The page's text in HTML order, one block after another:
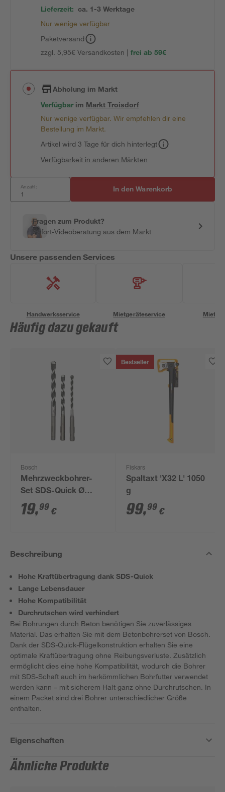
Lieferzeit: ca. 1-3 Werktage
Nur wenige verfügbar
Paketversand
zzgl. 5,95€ Versandkosten | frei ab 59€
Abholung im Markt
Verfügbar im MarktTroisdorf
Nur wenige verfügbar. Wir empfehlen dir eine
Bestellung im Markt.
Artikel wird 3 Tage für dich hinterlegt
Verfügbarkeit in anderen Märkten
Anzahl: In den Warenkorb
Fragen zum Produkt?
Sofort-Videoberatung aus dem Markt
Unsere passenden Services
Handwerksservice Mietgeräteservice
Häufig dazu gekauft
Bosch
Mehrzweckbohrer-
Set SDS-Quick Ø
5/6/8 mm
19,99 €
Bestseller
Fiskars
Spaltaxt 'X32 L' 1050
g
99,99 €
Beschreibung
Hohe Kraftübertragung dank SDS-Quick
Lange Lebensdauer
Hohe Kompatibilität
Durchrutschen wird verhindert
Bei Bohrungen durch Beton benötigen Sie zuverlässiges
Material. Das erhalten Sie mit dem Betonbohrerset von Bosch.
Dank der SDS-Quick-Flügelkonstruktion erhalten Sie eine
optimale Kraftübertragung ohne Reibungsverluste. Zusätzlich
ermöglicht dies eine hohe Kompatibilität, wodurch die Bohrer
mit SDS-Schaft auch im herkömmlichen Bohrfutter verwendet
werden kann – mit sicherem Halt ganz ohne Durchrutschen. In
einem Packet sind drei Bohrer unterschiedlicher Größe
enthalten.
Eigenschaften
Ähnliche Produkte